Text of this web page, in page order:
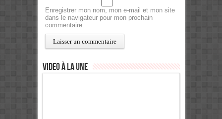
Enregistrer mon nom, mon e-mail et mon site
dans le navigateur pour mon prochain
commentaire.
Video à la Une